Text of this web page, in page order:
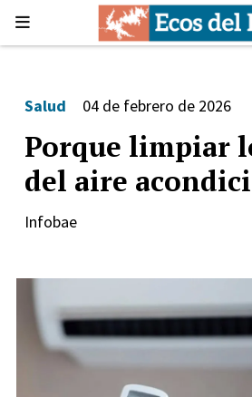
Porque limpiar
del aire
Salud 04 de febrero de 2026
Infobae